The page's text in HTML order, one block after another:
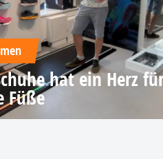
hat ein Herz
Füße